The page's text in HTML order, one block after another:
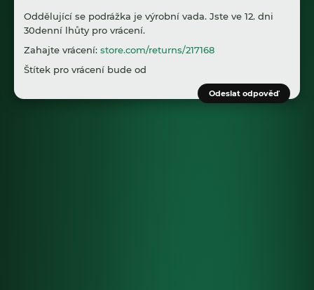
Oddělující se podrážka je výrobní vada. Jste ve 12. dni
30denní lhůty pro vrácení.
Zahajte vrácení: store.com/returns/217168
Štítek pro vrácení bude odeslán na
Odeslat odpověď